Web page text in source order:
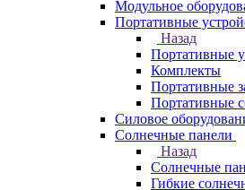
Модульное
Портативные
Назад
Портативные
Комплекты
Портативные
Портативные
Силовое
Солнечные панели
Назад
Солнечные
Гибкие